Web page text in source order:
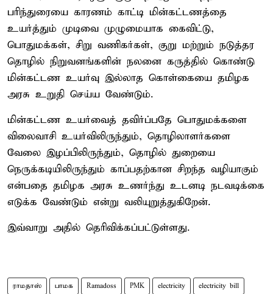
பரிந்துரையை காரணம் காட்டி மின்கட்டணத்தை
உயர்த்தும் முடிவை முழுமையாக கைவிட்டு,
பொதுமக்கள், சிறு வணிகர்கள், குறு மற்றும் நடுத்தர
தொழில் நிறுவனங்களின் நலனை கருத்தில் கொண்டு
மின்கட்டண உயர்வு இல்லாத கொள்கையை தமிழக
அரசு உறுதி செய்ய வேண்டும்.
மின்கட்டண உயர்வைத் தவிர்ப்பதே பொதுமக்களை
விலைவாசி உயர்விலிருந்தும், தொழிலாளர்களை
வேலை இழப்பிலிருந்தும், தொழில் துறையை
நெருக்கடியிலிருந்தும் காப்பதற்கான சிறந்த வழியாகும்
என்பதை தமிழக அரசு உணர்ந்து உடனடி நடவடிக்கை
எடுக்க வேண்டும் என்று வலியுறுத்துகிறேன்.
இவ்வாறு அதில் தெரிவிக்கப்பட்டுள்ளது.
ராமதாஸ் பாமக Ramadoss PMK electricity electricity bill